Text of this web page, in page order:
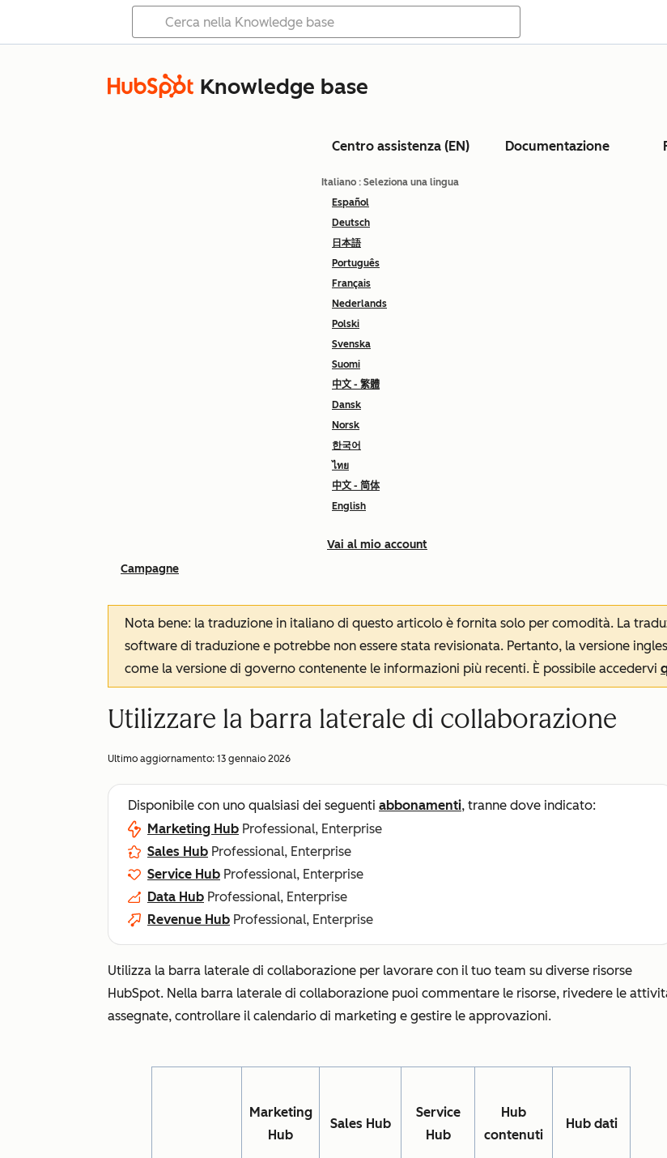
Knowledge base
Centro assistenza (EN) Documentazione
Italiano : Seleziona una lingua
Español
Deutsch
日本語
Português
Français
Nederlands
Polski
Svenska
Suomi
中文 - 繁體
Dansk
Norsk
한국어
ไทย
中文 - 简体
English
Vai al mio account
Campagne
Nota bene: la traduzione in italiano di questo articolo è fornita solo per comodità. La
software di traduzione e potrebbe non essere stata revisionata. Pertanto, la versione
come la versione di governo contenente le informazioni più recenti. È possibile accedervi
Utilizzare la barra laterale di collaborazione
Ultimo aggiornamento: 13 gennaio 2026
Disponibile con uno qualsiasi dei seguenti abbonamenti, tranne dove indicato:
Marketing Hub Professional, Enterprise
Sales Hub Professional, Enterprise
Service Hub Professional, Enterprise
Data Hub Professional, Enterprise
Revenue Hub Professional, Enterprise
Utilizza la barra laterale di collaborazione per lavorare con il tuo team su diverse risorse
HubSpot. Nella barra laterale di collaborazione puoi commentare le risorse, rivedere le
assegnate, controllare il calendario di marketing e gestire le approvazioni.
Marketing
Hub
Sales Hub
Service
Hub
Hub
contenuti
Hub dati